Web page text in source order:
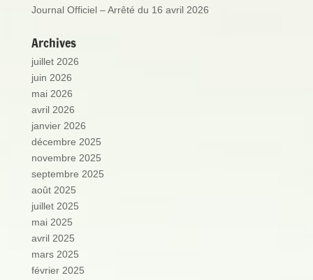
Journal Officiel – Arrêté du 16 avril 2026
Archives
juillet 2026
juin 2026
mai 2026
avril 2026
janvier 2026
décembre 2025
novembre 2025
septembre 2025
août 2025
juillet 2025
mai 2025
avril 2025
mars 2025
février 2025